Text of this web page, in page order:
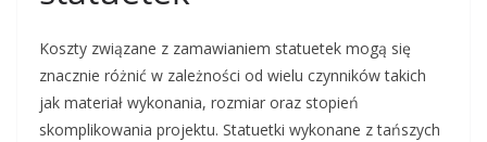
Koszty związane z zamawianiem statuetek mogą się
znacznie różnić w zależności od wielu czynników takich
jak materiał wykonania, rozmiar oraz stopień
skomplikowania projektu. Statuetki wykonane z tańszych